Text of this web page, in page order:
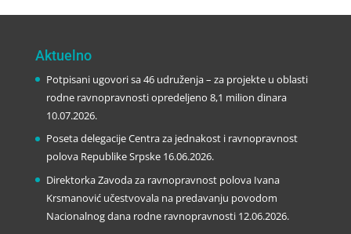
Aktuelno
Potpisani ugovori sa 46 udruženja – za projekte u oblasti
rodne ravnopravnosti opredeljeno 8,1 milion dinara
10.07.2026.
Poseta delegacije Centra za jednakost i ravnopravnost
polova Republike Srpske 16.06.2026.
Direktorka Zavoda za ravnopravnost polova Ivana
Krsmanović učestvovala na predavanju povodom
Nacionalnog dana rodne ravnopravnosti 12.06.2026.